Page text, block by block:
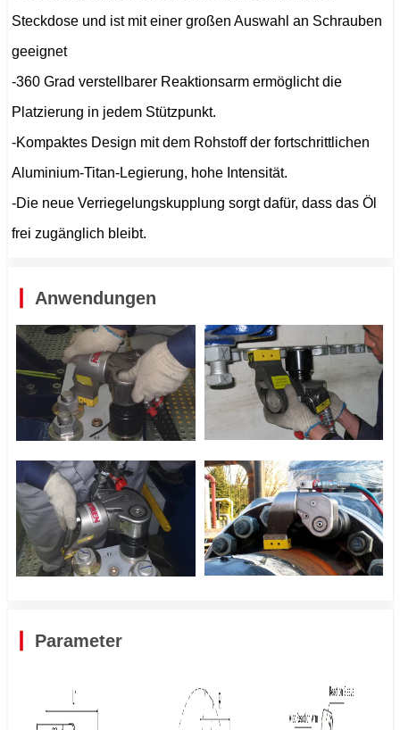
Steckdose und ist mit einer großen Auswahl an Schrauben
geeignet
-360 Grad verstellbarer Reaktionsarm ermöglicht die
Platzierung in jedem Stützpunkt.
-Kompaktes Design mit dem Rohstoff der fortschrittlichen
Aluminium-Titan-Legierung, hohe Intensität.
-Die neue Verriegelungskupplung sorgt dafür, dass das Öl
frei zugänglich bleibt.
Anwendungen
Parameter